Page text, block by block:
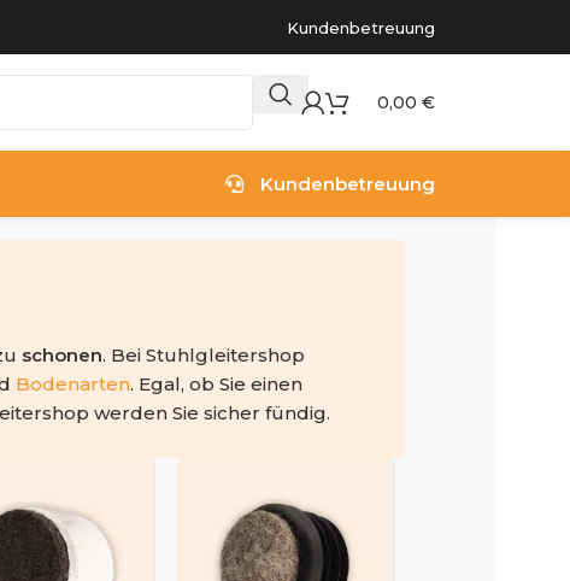
Kundenbetreuung
0,00 €
Kundenbetreuung
schonen. Bei Stuhlgleitershop
Bodenarten. Egal, ob Sie einen
werden Sie sicher fündig.